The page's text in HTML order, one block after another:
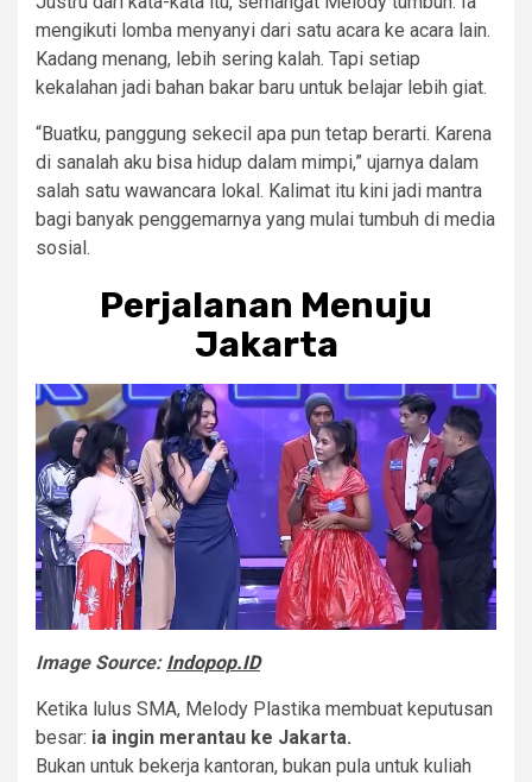
mengikuti lomba menyanyi dari satu acara ke acara lain.
Kadang menang, lebih sering kalah. Tapi setiap
kekalahan jadi bahan bakar baru untuk belajar lebih giat.
“Buatku, panggung sekecil apa pun tetap berarti. Karena
di sanalah aku bisa hidup dalam mimpi,” ujarnya dalam
salah satu wawancara lokal. Kalimat itu kini jadi mantra
bagi banyak penggemarnya yang mulai tumbuh di media
sosial.
Perjalanan Menuju
Jakarta
Image Source: Indopop.ID
Ketika lulus SMA, Melody Plastika membuat keputusan
besar: ia ingin merantau ke Jakarta.
Bukan untuk bekerja kantoran, bukan pula untuk kuliah